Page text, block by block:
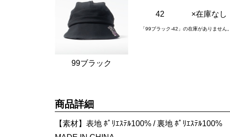
99ブラック
42 ×在庫なし
「99ブラック-42」の在庫がありません。
商品詳細
【素材】表地 ﾎﾟﾘｴｽﾃﾙ100% / 裏地 ﾎﾟﾘｴｽﾃﾙ100%